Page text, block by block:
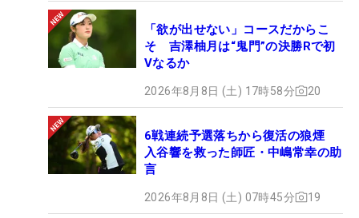
「欲が出せない」コースだからこ
そ 吉澤柚月は“鬼門”の決勝Rで初
Vなるか
2026年8月8日 (土) 17時58分 20
6戦連続予選落ちから復活の狼煙
入谷響を救った師匠・中嶋常幸の助
言
2026年8月8日 (土) 07時45分 19